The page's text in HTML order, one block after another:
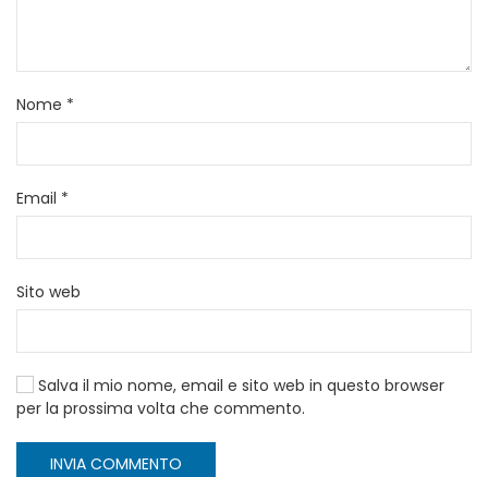
Nome *
Email *
Sito web
Salva il mio nome, email e sito web in questo browser
per la prossima volta che commento.
INVIA COMMENTO